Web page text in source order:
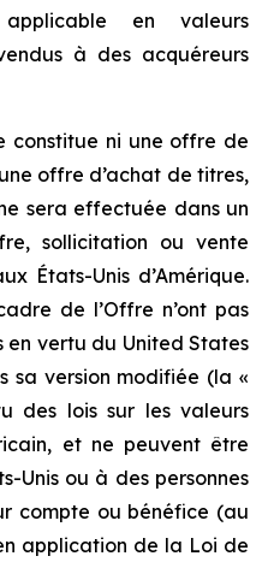
en valeurs
à des acquéreurs
constitue ni une offre de
offre d’achat de titres,
sera effectuée dans un
sollicitation ou vente
États-Unis d’Amérique.
de l’Offre n’ont pas
en vertu du United States
sa version modifiée (la «
des lois sur les valeurs
et ne peuvent être
Unis ou à des personnes
compte ou bénéfice (au
application de la Loi de